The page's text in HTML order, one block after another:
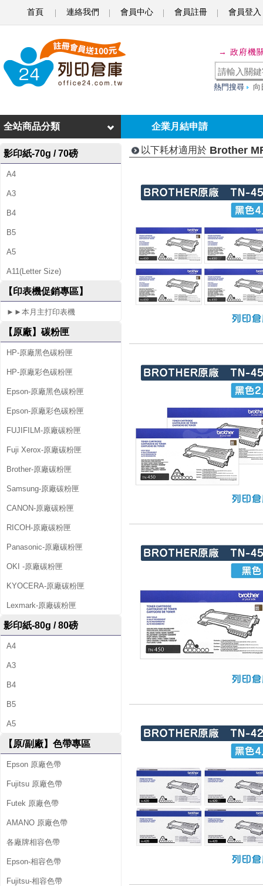
首頁 連絡我們 會員中心 會員註冊 會員登入
o
h
e
r
M
F
6
0
D
W
→ 政府機
熱門搜尋 向
企業月結申請
全站商品分類
影印紙-70g / 70磅
A4
A3
B4
B5
A5
A11(Letter Size)
【印表機促銷專區】
►►本月主打印表機
【原廠】碳粉匣
HP-原廠黑色碳粉匣
HP-原廠彩色碳粉匣
Epson-原廠黑色碳粉匣
Epson-原廠彩色碳粉匣
FUJIFILM-原廠碳粉匣
Fuji Xerox-原廠碳粉匣
Brother-原廠碳粉匣
Samsung-原廠碳粉匣
CANON-原廠碳粉匣
RICOH-原廠碳粉匣
Panasonic-原廠碳粉匣
OKI -原廠碳粉匣
KYOCERA-原廠碳粉匣
Lexmark-原廠碳粉匣
影印紙-80g / 80磅
A4
A3
B4
B5
A5
【原/副廠】色帶專區
Epson 原廠色帶
Fujitsu 原廠色帶
Futek 原廠色帶
AMANO 原廠色帶
各廠牌相容色帶
Epson-相容色帶
Fujitsu-相容色帶
以下耗材適用於 Brother